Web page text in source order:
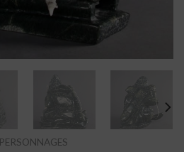
PERSONNAGES